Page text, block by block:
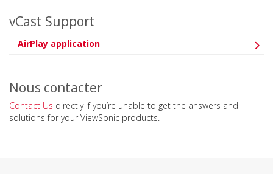
vCast Support
AirPlay application
Nous contacter
Contact Us directly if you’re unable to get the answers and
solutions for your ViewSonic products.